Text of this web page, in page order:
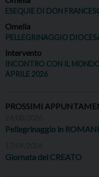
ESEQUIE DI DON
Omelia
PELLEGRINAGGIO
Intervento
INCONTRO CON IL
APRILE 2026
PROSSIMI
Pellegrinaggio in
Giornata del CREATO